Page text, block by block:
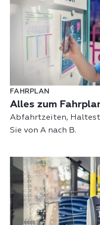
FAHRPLAN
Alles zum
Abfahrtzeiten,
Sie von A nach B.